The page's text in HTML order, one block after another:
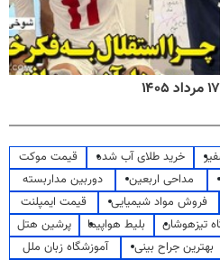
خرید طلای آب شده
قیمت موکت
مداحی اربعین
دوربین مداربسته
فروش مواد شیمیایی
قیمت ایمپلنت
تیزهوشان بلیط هواپیما
پرشین هتل
بهترین جراح بینی
آموزشگاه زبان ملل